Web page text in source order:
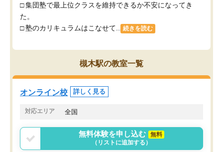
□ 集団塾で最上位クラスを維持できるか不安になってき
た。
□ 塾のカリキュラムはこなせて...
続きを読む
槻木駅の教室一覧
オンライン校 詳しく見る
対応エリア 全国
無料体験を申し込む
無料
（リストに追加する）